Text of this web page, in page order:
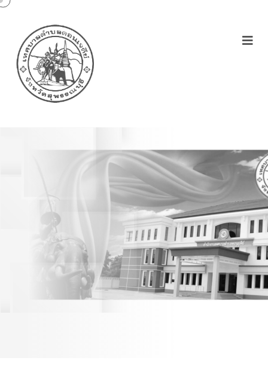
โครงการกำจัดวัชพืชรอบ
พระบรมราชานุสรณ์สมเด็จ
พระนเรศวรมหาราช